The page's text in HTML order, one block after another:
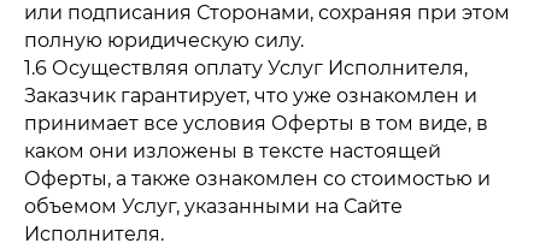
или подписания Сторонами, сохраняя при этом
полную юридическую силу.
1.6 Осуществляя оплату Услуг Исполнителя,
Заказчик гарантирует, что уже ознакомлен и
принимает все условия Оферты в том виде, в
каком они изложены в тексте настоящей
Оферты, а также ознакомлен со стоимостью и
объемом Услуг, указанными на Сайте
Исполнителя.